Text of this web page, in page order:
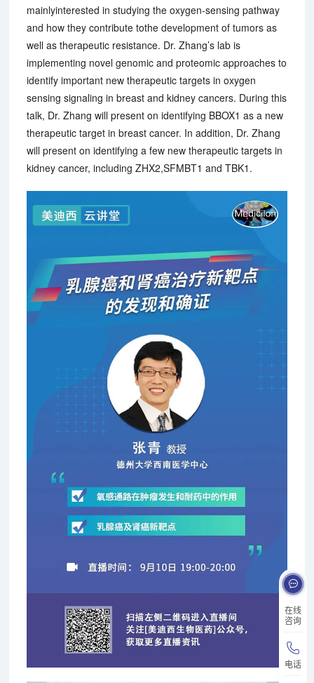
在线
咨询
电话
mainlyinterested in studying the oxygen-sensing pathway
and how they contribute tothe development of tumors as
well as therapeutic resistance. Dr. Zhang’s lab is
implementing novel genomic and proteomic approaches to
identify important new therapeutic targets in oxygen
sensing signaling in breast and kidney cancers. During this
talk, Dr. Zhang will present on identifying BBOX1 as a new
therapeutic target in breast cancer. In addition, Dr. Zhang
will present on identifying a few new therapeutic targets in
kidney cancer, including ZHX2,SFMBT1 and TBK1.